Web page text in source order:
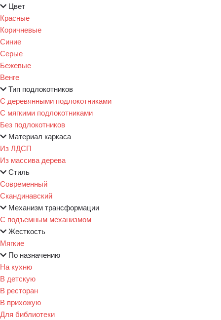
Цвет
Красные
Коричневые
Синие
Серые
Бежевые
Венге
Тип подлокотников
С деревянными подлокотниками
С мягкими подлокотниками
Без подлокотников
Материал каркаса
Из ЛДСП
Из массива дерева
Стиль
Современный
Скандинавский
Механизм трансформации
С подъемным механизмом
Жесткость
Мягкие
По назначению
На кухню
В детскую
В ресторан
В прихожую
Для библиотеки